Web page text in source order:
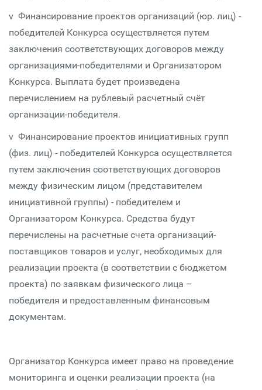
v Финансирование проектов организаций (юр. лиц) -
победителей Конкурса осуществляется путем
заключения соответствующих договоров между
организациями-победителями и Организатором
Конкурса. Выплата будет произведена
перечислением на рублевый расчетный счёт
организации-победителя.
v Финансирование проектов инициативных групп
(физ. лиц) - победителей Конкурса осуществляется
путем заключения соответствующих договоров
между физическим лицом (представителем
инициативной группы) - победителем и
Организатором Конкурса. Средства будут
перечислены на расчетные счета организаций-
поставщиков товаров и услуг, необходимых для
реализации проекта (в соответствии с бюджетом
проекта) по заявкам физического лица –
победителя и предоставленным финансовым
документам.
Организатор Конкурса имеет право на проведение
мониторинга и оценки реализации проекта (на